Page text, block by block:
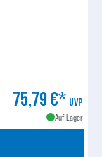
75,79 €* UVP
Auf Lager